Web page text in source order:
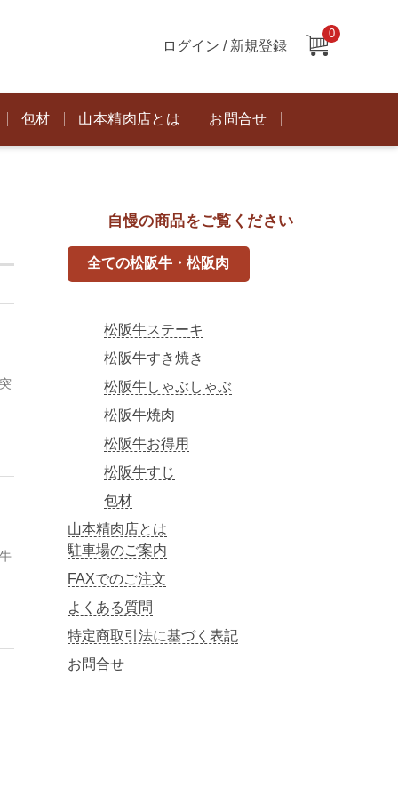
ログイン / 新規登録
0
包材 山本精肉店とは お問合せ
自慢の商品をご覧ください
全ての松阪牛・松阪肉
松阪牛ステーキ
松阪牛すき焼き
松阪牛しゃぶしゃぶ
松阪牛焼肉
松阪牛お得用
松阪牛すじ
包材
山本精肉店とは
駐車場のご案内
FAXでのご注文
よくある質問
特定商取引法に基づく表記
お問合せ